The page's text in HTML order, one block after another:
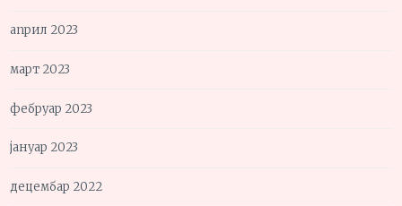
април 2023
март 2023
фебруар 2023
јануар 2023
децембар 2022